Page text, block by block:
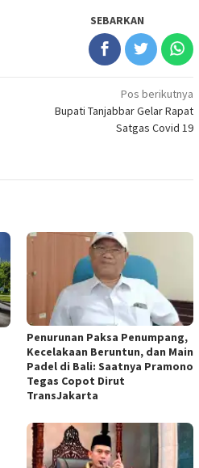
SEBARKAN
Pos berikutnya
Bupati Tanjabbar Gelar Rapat
Satgas Covid 19
Penurunan Paksa Penumpang,
Kecelakaan Beruntun, dan Main
Padel di Bali: Saatnya Pramono
Tegas Copot Dirut
TransJakarta